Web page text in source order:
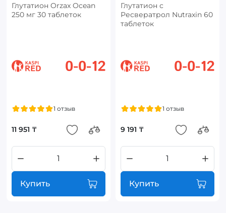
Глутатион Orzax Ocean
250 мг 30 таблеток
1 отзыв
11 951 ₸
Купить
Глутатион с
Ресвератрол Nutraxin 60
таблеток
1 отзыв
9 191 ₸
Купить